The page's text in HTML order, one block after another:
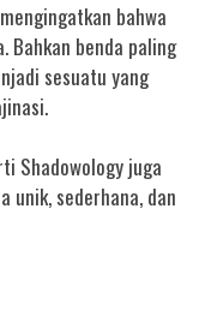
bahwa
Bahkan benda paling
sesuatu yang
Shadowology juga
unik, sederhana, dan